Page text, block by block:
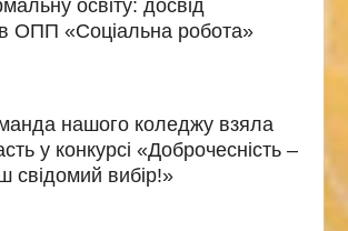
освіту: досвід
ОПП «Соціальна робота»
нашого коледжу взяла
у конкурсі «Доброчесність –
свідомий вибір!»